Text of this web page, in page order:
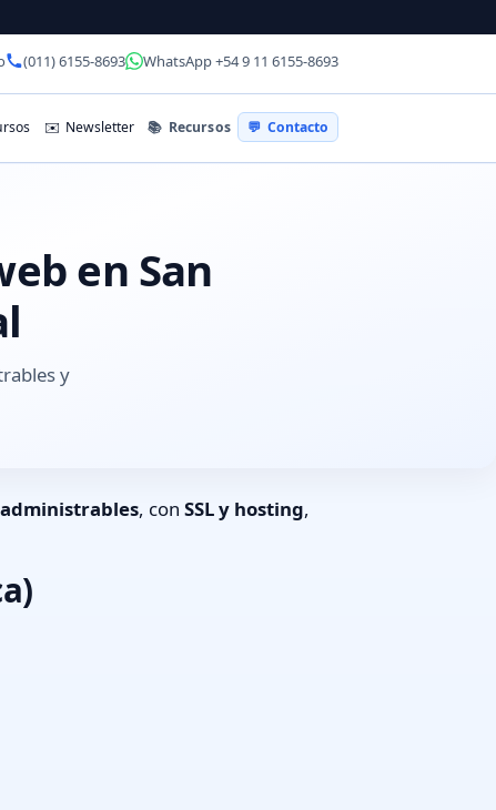
(011) 6155-8693 WhatsApp +54 9 11 6155-8693
✉️ Newsletter 📚 Recursos 💬 Contacto
en San
y
administrables, con SSL y hosting,